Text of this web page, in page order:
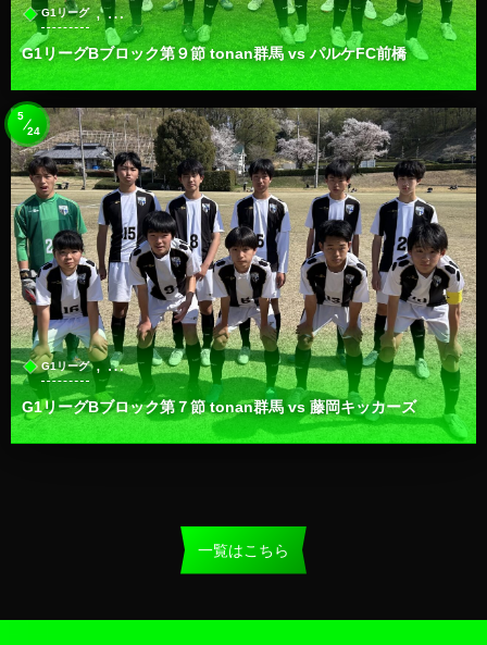
G1リーグ , …
G1リーグBブロック第９節 tonan群馬 vs パルケFC前橋
G1リーグ , …
G1リーグBブロック第７節 tonan群馬 vs 藤岡キッカーズ
5
24
一覧はこちら